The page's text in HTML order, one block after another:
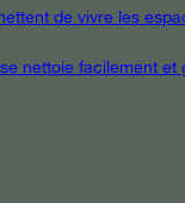
de vivre les
nettoie facilement